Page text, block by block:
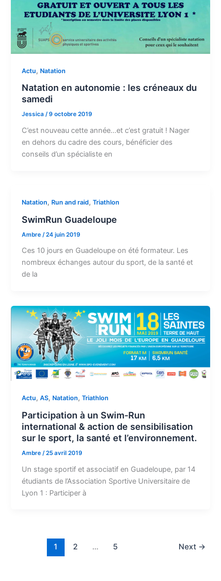
Actu, Natation
Natation en autonomie : les créneaux du
samedi
Jessica/9 octobre 2019
C’est nouveau cette année…et c’est gratuit ! Nager
en dehors du cadre des cours, bénéficier des
conseils d’un spécialiste en
Natation, Run and raid,Triathlon
SwimRun Guadeloupe
Ambre /24 juin 2019
Ces 10 jours en Guadeloupe on été formateur. Les
nombreux échanges autour du sport, de la santé et
de la
Actu,AS, Natation,Triathlon
Participation à un Swim-Run
international & action de sensibilisation
sur le sport, la santé et l’environnement.
Ambre /25 avril 2019
Un stage sportif et associatif en Guadeloupe, par 14
étudiants de l’Association Sportive Universitaire de
Lyon 1 : Participer à
1 2 … 5 Next →